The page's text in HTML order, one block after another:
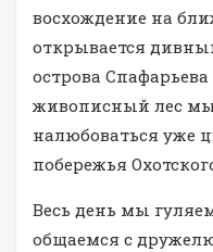
восхождение на
открывается
острова
живописный лес
налюбоваться уже
побережья
Весь день мы
общаемся с